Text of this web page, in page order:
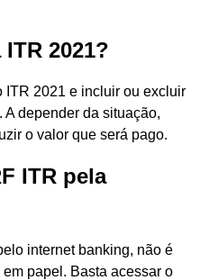
2021?
ITR 2021 e incluir ou excluir
depender da situação,
o valor que será pago.
ITR pela
internet banking, não é
papel. Basta acessar o